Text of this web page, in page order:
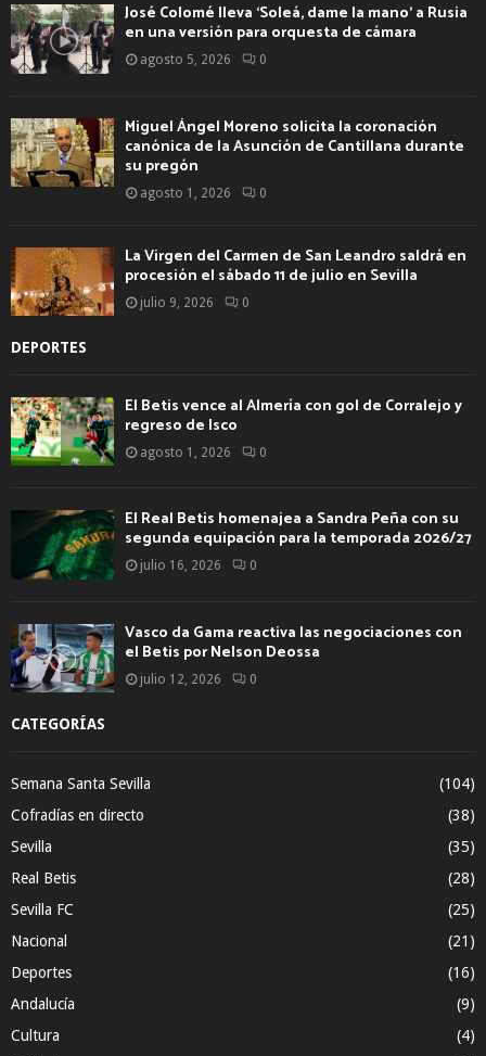
José Colomé lleva ‘Soleá, dame la mano’ a Rusia
en una versión para orquesta de cámara
agosto 5, 2026 0
Miguel Ángel Moreno solicita la coronación
canónica de la Asunción de Cantillana durante
su pregón
agosto 1, 2026 0
La Virgen del Carmen de San Leandro saldrá en
procesión el sábado 11 de julio en Sevilla
julio 9, 2026 0
DEPORTES
El Betis vence al Almería con gol de Corralejo y
regreso de Isco
agosto 1, 2026 0
El Real Betis homenajea a Sandra Peña con su
segunda equipación para la temporada 2026/27
julio 16, 2026 0
Vasco da Gama reactiva las negociaciones con
el Betis por Nelson Deossa
julio 12, 2026 0
CATEGORÍAS
Semana Santa Sevilla
(104)
Cofradías en directo
(38)
Sevilla
(35)
Real Betis
(28)
Sevilla FC
(25)
Nacional
(21)
Deportes
(16)
Andalucía
(9)
Cultura
(4)